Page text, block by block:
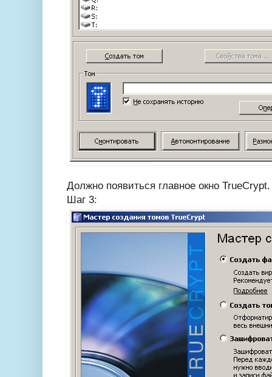
Должно появиться главное окно
Шаг 3: